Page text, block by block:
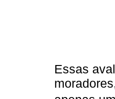
Essas